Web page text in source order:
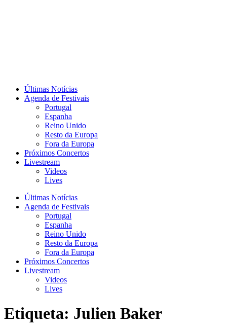
Últimas Notícias
Agenda de Festivais
Portugal
Espanha
Reino Unido
Resto da Europa
Fora da Europa
Próximos Concertos
Livestream
Videos
Lives
Últimas Notícias
Agenda de Festivais
Portugal
Espanha
Reino Unido
Resto da Europa
Fora da Europa
Próximos Concertos
Livestream
Videos
Lives
Etiqueta: Julien Baker